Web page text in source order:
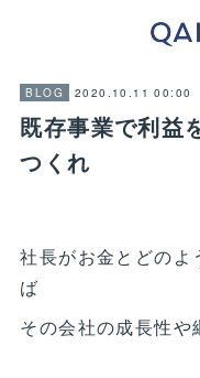
BLOG 2020.10.11 00:00
既存事業で利益
つくれ
社長がお金とどのよ
ば
その会社の成長性や